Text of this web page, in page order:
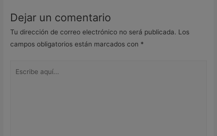
Dejar un comentario
Tu dirección de correo electrónico no será publicada. Los
campos obligatorios están marcados con *